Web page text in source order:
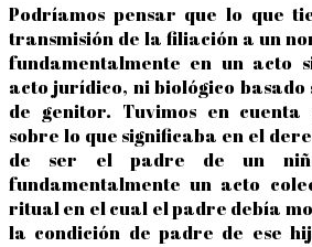
Podríamos pensar que lo que
transmisión de la filiación a un
fundamentalmente en un acto
acto jurídico, ni biológico basado
de genitor. Tuvimos en cuenta
sobre lo que significaba en el
de ser el padre de un
fundamentalmente un acto
ritual en el cual el padre debía
la condición de padre de ese